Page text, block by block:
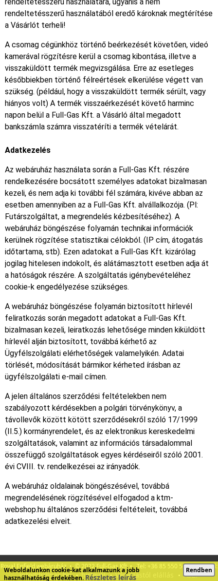
Weboldalunkon cookie-kat alkalmazunk a jobb
használhatóság érdekében. Részletes leírás
Rendben
rendeltetésszerű használatából eredő károknak megtérítése
a Vásárlót terheli!
A csomag cégünkhöz történő beérkezését követően, videó
kamerával rögzítésre kerül a csomag kibontása, illetve a
visszaküldött termék megvizsgálása. Erre az esetleges
későbbiekben történő félreértések elkerülése végett van
szükség. (például, hogy a visszaküldött termék sérült, vagy
hiányos volt) A termék visszaérkezését követő harminc
napon belül a Full-Gas Kft. a Vásárló által megadott
bankszámla számra visszatéríti a termék vételárát.
Adatkezelés
Az webáruház használata során a Full-Gas Kft. részére
rendelkezésére bocsátott személyes adatokat bizalmasan
kezeli, és nem adja ki további fél számára, kivéve abban az
esetben amennyiben az a Full-Gas Kft. alvállalkozója. (Pl:
Futárszolgáltat, a megrendelés kézbesítéséhez). A
webáruház böngészése folyamán technikai információk
kerülnek rögzítése statisztikai célokból. (IP cím, átogatás
időtartama, stb). Ezen adatokat a Full-Gas Kft. kizárólag
jogilag hitelesen indokolt, és alátámasztott esetben adja át
a hatóságok részére. A szolgáltatás igénybevételéhez
cookie-k engedélyezése szükséges.
A webáruház böngészése folyamán biztosított hírlevél
feliratkozás során megadott adatokat a Full-Gas Kft.
bizalmasan kezeli, leiratkozás lehetősége minden kiküldött
hírlevél alján biztosított, továbbá kérhető az
Ügyfélszolgálati elérhetőségek valamelyikén. Adatai
törlését, módosítását bármikor kérheted írásban az
ügyfélszolgálati e-mail címen.
A jelen általános szerződési feltételekben nem
szabályozott kérdésekben a polgári törvénykönyv, a
távollevők között kötött szerződésekről szóló 17/1999
(II.5.) kormányrendelet, és az elektronikus kereskedelmi
szolgáltatások, valamint az információs társadalommal
összefüggő szolgáltatások egyes kérdéseiről szóló 2001.
évi CVIII. tv. rendelkezései az irányadók.
A webáruház oldalainak böngészésével, továbbá
megrendelésének rögzítésével elfogadod a ktm-
webshop.hu általános szerződési feltételeit, továbbá
adatkezelési elveit.
Royal Enfield webáruház • © 2022 Full-Gas Kft • Tel: +36 85 550 560 • E-mail:
info@fullgas.hu•hírlevél•Vásárlástól elállás •ÁSZF